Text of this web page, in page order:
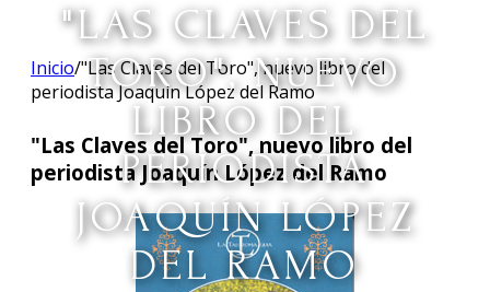
"LAS CLAVES DEL
TORO", NUEVO
LIBRO DEL
PERIODISTA
JOAQUÍN LÓPEZ
DEL RAMO
Inicio/"Las Claves del Toro", nuevo libro del
periodista Joaquín López del Ramo
"Las Claves del Toro", nuevo libro del
periodista Joaquín López del Ramo